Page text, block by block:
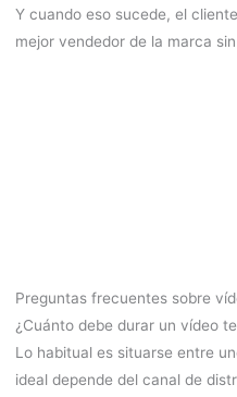
Y cuando eso sucede, el
mejor vendedor de la marca
Preguntas frecuentes sobre
¿Cuánto debe durar un vídeo
Lo habitual es situarse entre
ideal depende del canal de